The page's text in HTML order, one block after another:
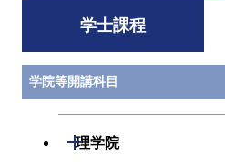
学士課程
学院等開講科目
理学院
開閉